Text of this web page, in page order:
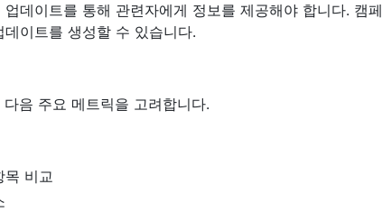
데이트를 통해 관련자에게 정보를 제공해야 합니다. 캠페
이트를 생성할 수 있습니다.
음 주요 메트릭을 고려합니다.
목 비교